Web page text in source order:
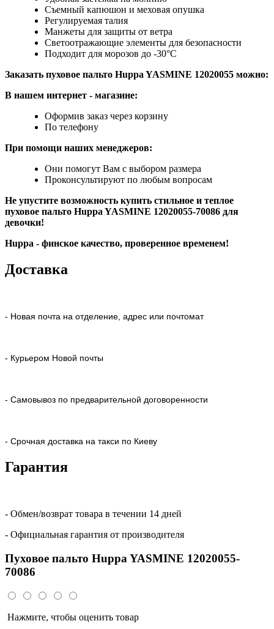
Съемный капюшон и меховая опушка
Регулируемая талия
Манжеты для защиты от ветра
Светоотражающие элементы для безопасности
Подходит для морозов до -30°C
Заказать пуховое пальто Huppa YASMINE 12020055 можно:
В нашем интернет - магазине:
Оформив заказ через корзину
По телефону
При помощи наших менеджеров:
Они помогут Вам с выбором размера
Проконсультируют по любым вопросам
Не упустите возможность купить стильное и теплое
пуховое пальто Huppa YASMINE 12020055-70086 для
девочки!
Huppa - финское качество, проверенное временем!
Доставка
- Новая почта на отделение, адрес или почтомат
- Курьером Новой почты
- Самовывоз по предварительной договоренности
- Срочная доставка на такси по Киеву
Гарантия
- Обмен/возврат товара в течении 14 дней
- Официальная гарантия от производителя
Пуховое пальто Huppa YASMINE 12020055-
70086
Нажмите, чтобы оценить товар